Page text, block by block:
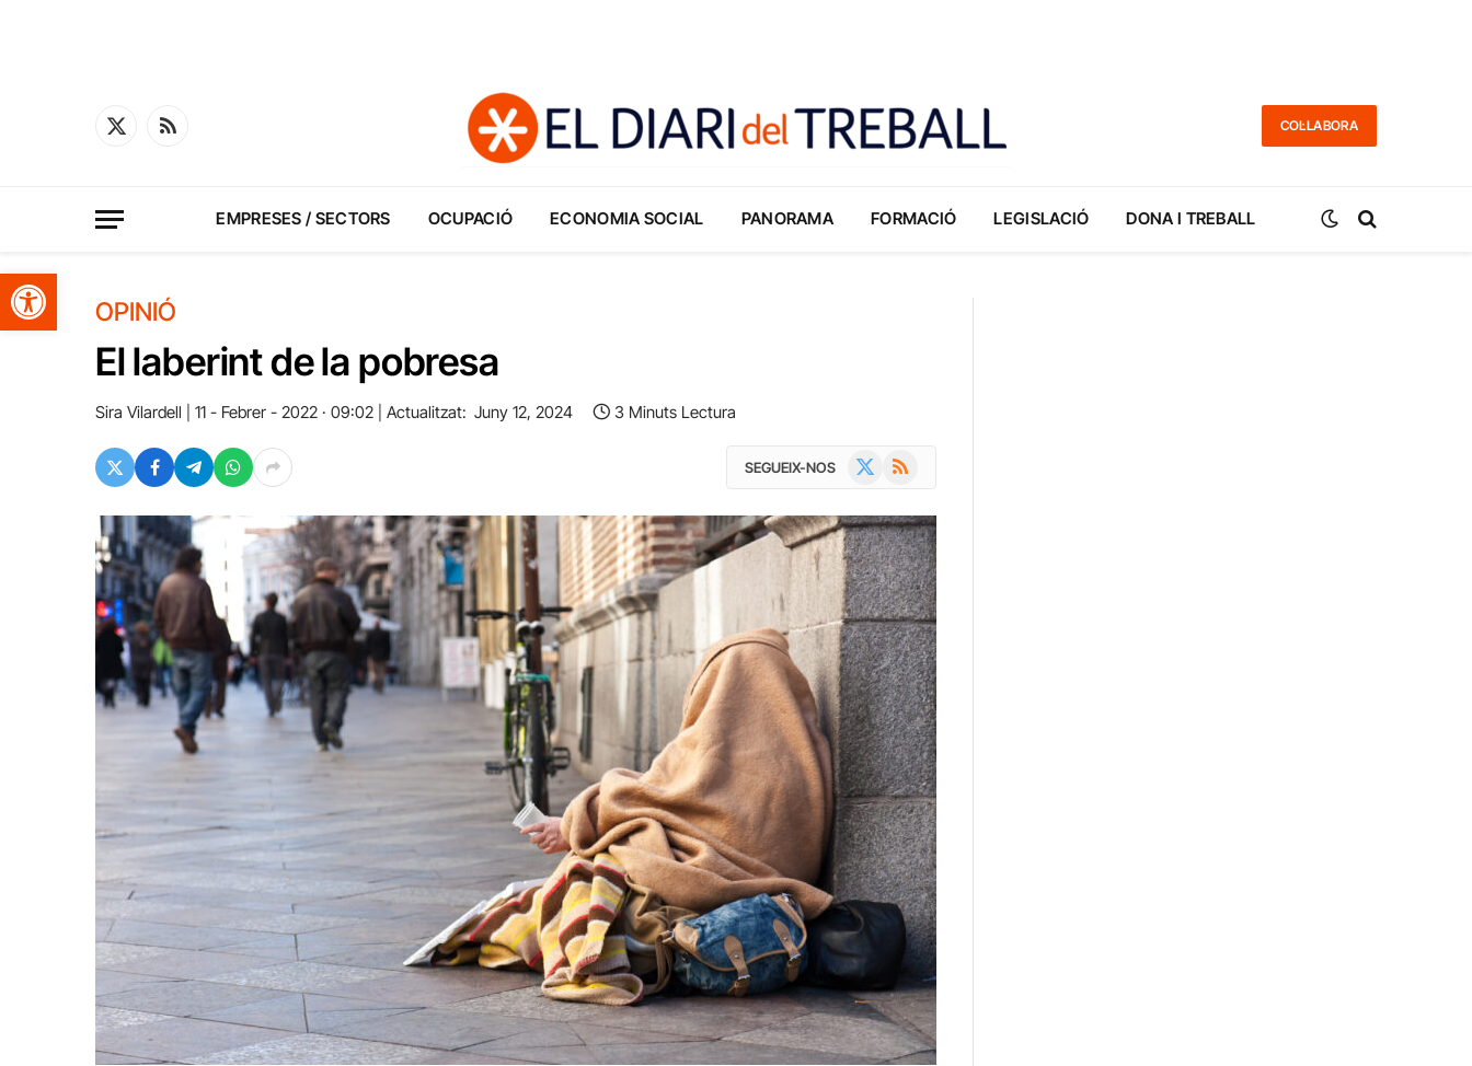
Obre la barra d'eines
X
RSS
COL·LABORA
EMPRESES / SECTORS OCUPACIÓ ECONOMIA SOCIAL PANORAMA FORMACIÓ LEGISLACIÓ DONA I TREBALL
OPINIÓ
El laberint de la pobresa
Sira Vilardell 11 - Febrer - 2022 · 09:02 Actualitzat: Juny 12, 2024 3 Minuts Lectura
SEGUEIX-NOS RSS